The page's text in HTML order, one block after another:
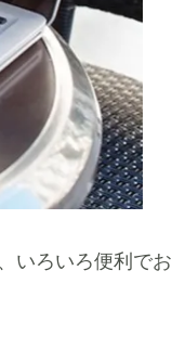
いろいろ便利でお